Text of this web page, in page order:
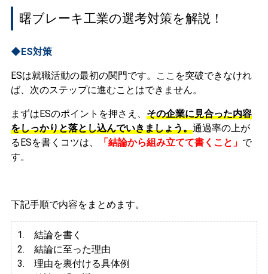
曙ブレーキ工業の選考対策を解説！
◆ES対策
ESは就職活動の最初の関門です。ここを突破できなけれ
ば、次のステップに進むことはできません。
まずはESのポイントを押さえ、 その企業に見合った内容
をしっかりと落とし込んでいきましょう。通過率の上が
るESを書くコツは、
「結論から組み立てて書くこと」 で
す。
下記手順で内容をまとめます。
1. 結論を書く
2. 結論に至った理由
3. 理由を裏付ける具体例